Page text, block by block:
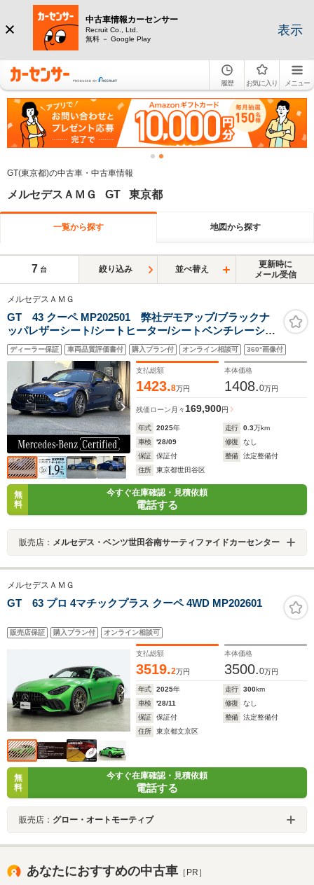
中古車情報カーセンサー
Recruit Co., Ltd.
無料 － Google Play
表示
履歴 お気に入り メニュー
GT(東京都)の中古車・中古車情報
メルセデスＡＭＧ GT 東京都
一覧から探す 地図から探す
7 台 絞り込み 並べ替え
更新時に
メール受信
メルセデスＡＭＧ
GT 43 クーペ MP202501 弊社デモアップ/ブラックナ
ッパレザーシート/シートヒーター/シートベンチレーショ
ン/ステアリングヒーター/ブルメスターサラウンドサウン
ド/20インチAMGホイール/360°カメラ
ディーラー保証 車両品質評価書付 購入プラン付 オンライン相談可 360°画像付
支払総額
1423.8万円
本体価格
1408.0万円
残価ローン 月々169,900円
年式 2025年 走行 0.3万km
車検
'28/09 修復
なし
保証
保証付 整備
法定整備付
住所
東京都世田谷区
無
料
今すぐ在庫確認・見積依頼
電話する
販売店： メルセデス・ベンツ世田谷南サーティファイドカーセンター
メルセデスＡＭＧ
GT 63 プロ 4マチックプラス クーペ 4WD MP202601
販売店保証 購入プラン付 オンライン相談可
支払総額
3519.2万円
本体価格
3500.0万円
年式 2025年 走行 300km
車検
'28/11 修復
なし
保証
保証付 整備
法定整備付
住所
東京都文京区
無
料
今すぐ在庫確認・見積依頼
電話する
販売店： グロー・オートモーティブ
あなたにおすすめの中古車 ［PR］